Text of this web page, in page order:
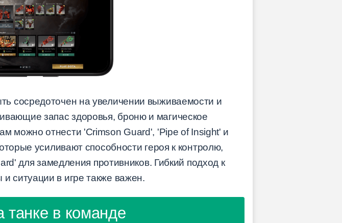
сосредоточен на увеличении выживаемости и
запас здоровья, броню и магическое
можно отнести 'Crimson Guard', 'Pipe of Insight' и
усиливают способности героя к контролю,
для замедления противников. Гибкий подход к
ситуации в игре также важен.
танке в команде